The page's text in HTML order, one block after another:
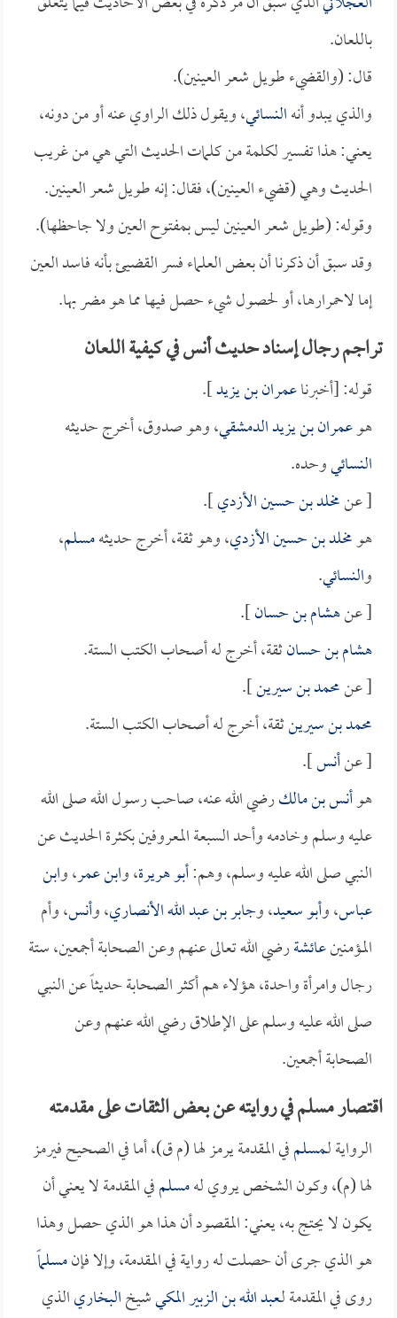
باللعان.
قال: (والقضيء طويل شعر العينين).
والذي يبدو أنهالنسائي، ويقول ذلك الراوي عنه أو من دونه،
يعني: هذا تفسير لكلمة من كلمات الحديث التي هي من غريب
الحديث وهي (قضيء العينين)، فقال: إنه طويل شعر العينين.
وقوله: (طويل شعر العينين ليس بمفتوح العين ولا جاحظها).
وقد سبق أن ذكرنا أن بعض العلماء فسر القضيئ بأنه فاسد العين
إما لاحمرارها، أو لحصول شيء حصل فيها مما هو مضر بها.
تراجم رجال إسناد حديث أنس في كيفية اللعان
قوله: [أخبرناعمران بن يزيد].
هوعمران بن يزيد الدمشقي، وهو صدوق، أخرج حديثه
النسائيوحده.
[ عنمخلد بن حسين الأزدي].
هومخلد بن حسين الأزدي، وهو ثقة، أخرج حديثهمسلم،
والنسائي.
[ عنهشام بن حسان].
هشام بن حسانثقة، أخرج له أصحاب الكتب الستة.
[ عنمحمد بن سيرين].
محمد بن سيرينثقة، أخرج له أصحاب الكتب الستة.
[ عنأنس].
هوأنس بن مالكرضي الله عنه، صاحب رسول الله صلى الله
عليه وسلم وخادمه وأحد السبعة المعروفين بكثرة الحديث عن
النبي صلى الله عليه وسلم، وهم:أبو هريرة، وابن عمر، وابن
عباس، وأبو سعيد، وجابر بن عبد الله الأنصاري، وأنس، وأم
المؤمنينعائشةرضي الله تعالى عنهم وعن الصحابة أجمعين، ستة
رجال وامرأة واحدة، هؤلاء هم أكثر الصحابة حديثاً عن النبي
صلى الله عليه وسلم على الإطلاق رضي الله عنهم وعن
الصحابة أجمعين.
اقتصار مسلم في روايته عن بعض الثقات على مقدمته
الرواية لـمسلمفي المقدمة يرمز لها (م ق)، أما في الصحيح فيرمز
لها (م)، وكون الشخص يروي لهمسلمفي المقدمة لا يعني أن
يكون لا يحتج به، يعني: المقصود أن هذا هو الذي حصل وهذا
هو الذي جرى أن حصلت له رواية في المقدمة، وإلا فإنمسلماً
روى في المقدمة لـعبد الله بن الزبير المكيشيخالبخاريالذي